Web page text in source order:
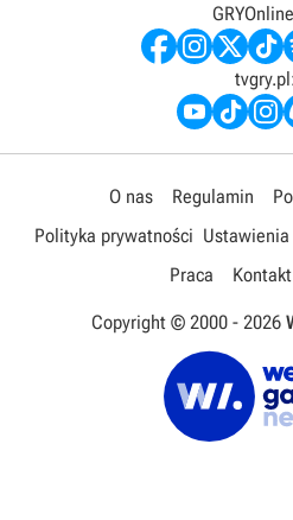
tvgry.pl:
O nas Regulamin
Polityka prywatności
Praca
Kontakt
Copyright © 2000 - 2026